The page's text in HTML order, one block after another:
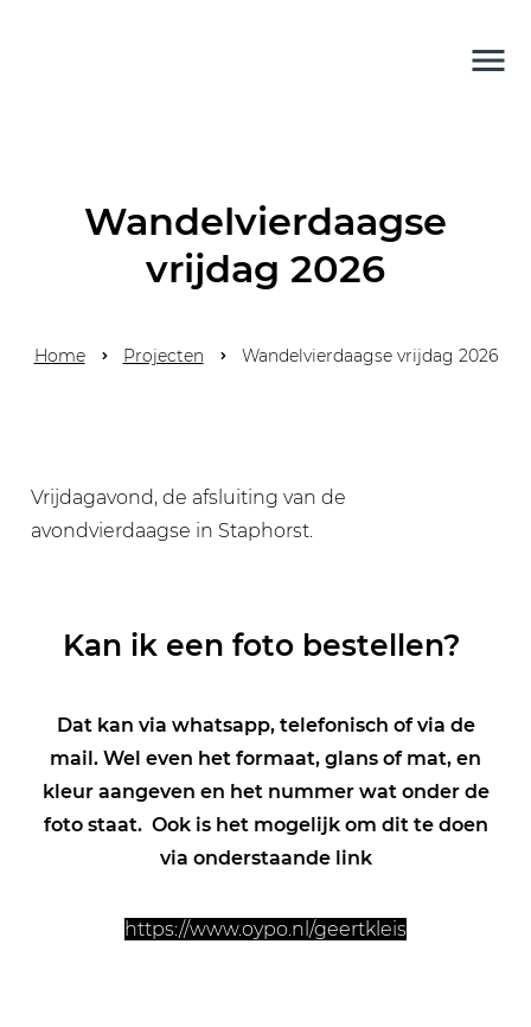
Wandelvierdaagse
vrijdag 2026
Home Projecten Wandelvierdaagse vrijdag 2026
Vrijdagavond, de afsluiting van de
avondvierdaagse in Staphorst.
Kan ik een foto bestellen?
Dat kan via whatsapp, telefonisch of via de
mail. Wel even het formaat, glans of mat, en
kleur aangeven en het nummer wat onder de
foto staat. Ook is het mogelijk om dit te doen
via onderstaande link
https://www.oypo.nl/geertkleis